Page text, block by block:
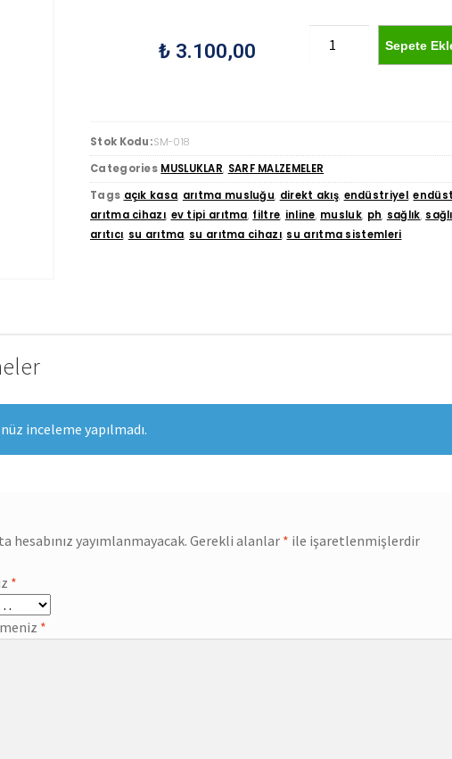
₺3.100,00 Sepete
Stok Kodu:SM-018
Categories MUSLUKLAR, SARF MALZEMELER
Tags açık kasa, arıtma musluğu, direkt akış, endüstriyel,
arıtma cihazı, ev tipi arıtma, filtre, inline, musluk, ph, sağlık,
arıtıcı, su arıtma, su arıtma cihazı, su arıtma sistemleri
inceleme yapılmadı.
hesabınız yayımlanmayacak.Gerekli alanlar * ile işaretlenmişlerdir
*
*